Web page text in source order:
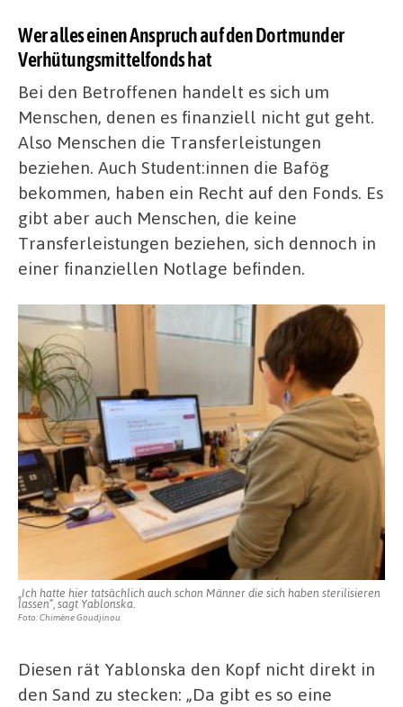
Wer alles einen Anspruch auf den Dortmunder
Verhütungsmittelfonds hat
Bei den Betroffenen handelt es sich um
Menschen, denen es finanziell nicht gut geht.
Also Menschen die Transferleistungen
beziehen. Auch Student:innen die Bafög
bekommen, haben ein Recht auf den Fonds. Es
gibt aber auch Menschen, die keine
Transferleistungen beziehen, sich dennoch in
einer finanziellen Notlage befinden.
„Ich hatte hier tatsächlich auch schon Männer die sich haben sterilisieren
lassen“, sagt Yablonska.
Foto: Chimène Goudjinou
Diesen rät Yablonska den Kopf nicht direkt in
den Sand zu stecken: „Da gibt es so eine